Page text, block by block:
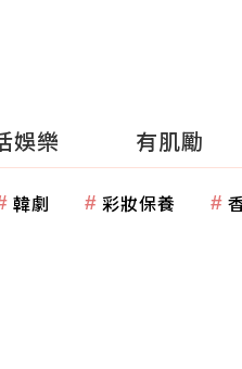
娛樂 有肌勵
韓劇 彩妝保養